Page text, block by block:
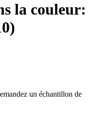
la couleur:
un échantillon de